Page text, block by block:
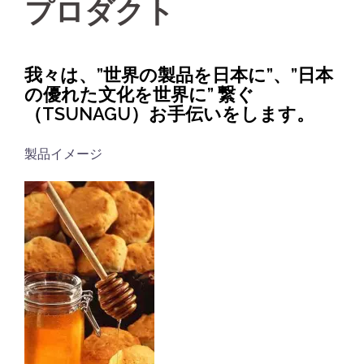
プロダクト
我々は、”世界の製品を日本に”、”日本
の優れた文化を世界に” 繋ぐ
（TSUNAGU）お手伝いをします。
製品イメージ